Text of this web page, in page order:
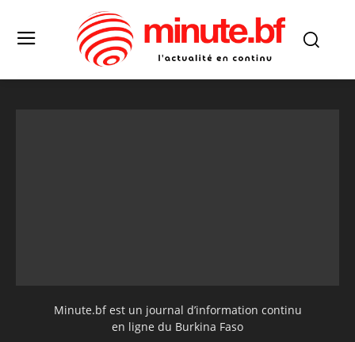
Minute.bf est un journal d’information continu
en ligne du Burkina Faso